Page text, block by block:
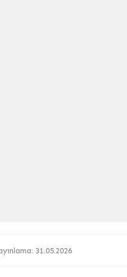
31.05.2026